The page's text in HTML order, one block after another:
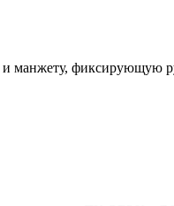
манжету, фиксирующую